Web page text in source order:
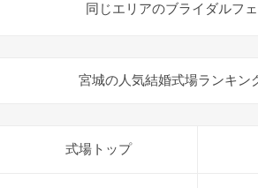
同じエリアのブライダルフ
宮城の人気結婚式場ランキン
式場トップ